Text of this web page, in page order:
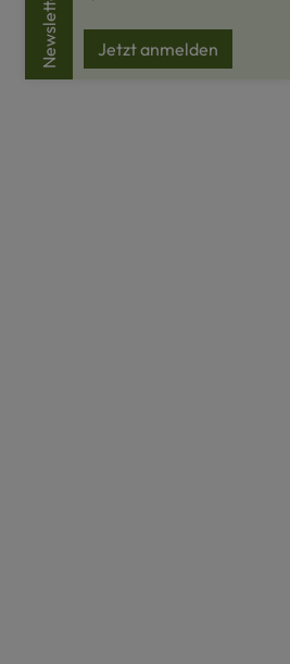
Newsletter Jetzt anmelden